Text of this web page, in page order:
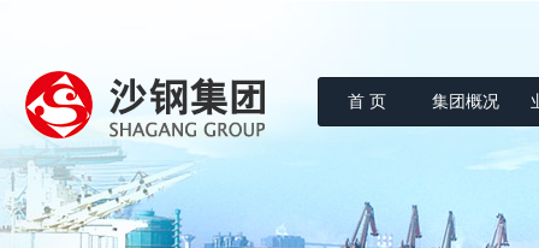
沙钢集团
首 页 集团概况